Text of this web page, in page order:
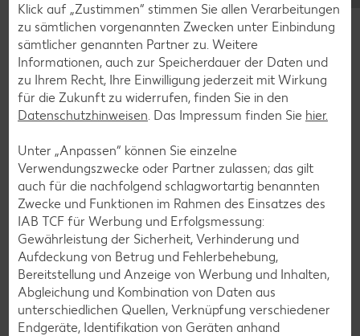
Zurück zu allen Rezepten
Klick auf „Zustimmen“ stimmen Sie allen Verarbeitungen
zu sämtlichen vorgenannten Zwecken unter Einbindung
sämtlicher genannten Partner zu. Weitere
Informationen, auch zur Speicherdauer der Daten und
zu Ihrem Recht, Ihre Einwilligung jederzeit mit Wirkung
für die Zukunft zu widerrufen, finden Sie in den
Datenschutzhinweisen . Das Impressum finden Sie hier.
Unter „Anpassen“ können Sie einzelne
Verwendungszwecke oder Partner zulassen; das gilt
auch für die nachfolgend schlagwortartig benannten
Zwecke und Funktionen im Rahmen des Einsatzes des
IAB TCF für Werbung und Erfolgsmessung:
Gewährleistung der Sicherheit, Verhinderung und
Aufdeckung von Betrug und Fehlerbehebung,
Bereitstellung und Anzeige von Werbung und Inhalten,
Abgleichung und Kombination von Daten aus
unterschiedlichen Quellen, Verknüpfung verschiedener
Endgeräte, Identifikation von Geräten anhand